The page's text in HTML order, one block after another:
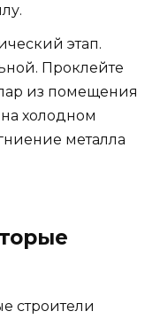
этап.
Проклейте
из помещения
холодном
металла
строители